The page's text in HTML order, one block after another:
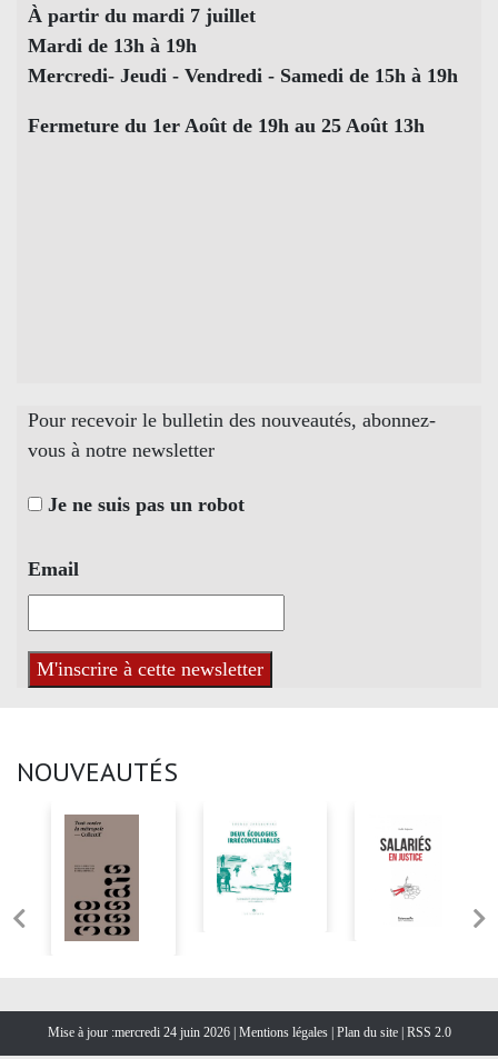
À partir du mardi 7 juillet
Mardi de 13h à 19h
Mercredi- Jeudi - Vendredi - Samedi de 15h à 19h
Fermeture du 1er Août de 19h au 25 Août 13h
Pour recevoir le bulletin des nouveautés, abonnez-
vous à notre newsletter
Je ne suis pas un robot
Email
NOUVEAUTÉS
Mise à jour :mercredi 24 juin 2026 | Mentions légales Plan du site RSS 2.0